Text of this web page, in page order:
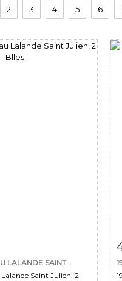
2 3 4 5 6
LALANDE SAINT...
Saint Julien, 2